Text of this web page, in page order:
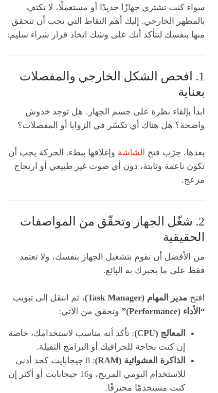
سواء كنت تشتري جهازًا جديدًا أو مستعملًا، لا تكتفِ
بالمظهر الخارجي. إليك أهم النقاط التي يجب أن تتحقق
منها بنفسك لتتأكد أنك على وشك اتخاذ قرار شراء سليم:
1. افحص الشكل الخارجي والمفصلات
بعناية
ابدأ بإلقاء نظرة على جسم الجهاز. هل توجد خدوش
واضحة؟ هل هناك أي تكسّر في الزوايا أو المفصلات؟
بعدها، جرّب فتح الشاشة وإغلاقها ببطء. الحركة يجب أن
تكون ناعمة وثابتة، دون أي صوت غير طبيعي أو ارتجاج
مزعج.
2. شغّل الجهاز وتحقّق من المواصفات
الحقيقية
من الأفضل أن تقوم بتشغيل الجهاز بنفسك، ولا تعتمد
فقط على ما يخبرك به البائع.
افتح مدير المهام (Task Manager)
، ثم انتقل إلى تبويب
“الأداء (Performance)”
وتحقق من الآتي:
المعالج (CPU)
: تأكد أنه مناسب لاستخدامك، خاصة
إن كنت بحاجة للجرافيك أو البرامج الثقيلة.
الذاكرة العشوائية (RAM)
: 8 جيجابايت كحد أدنى
للاستخدام اليومي المريح، و16 جيجابايت أو أكثر إن
كنت مستخدمًا محترفًا.